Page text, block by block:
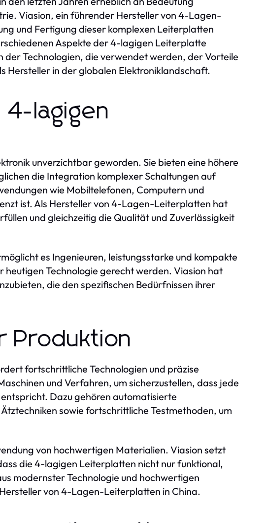
Viasion, ein führender Hersteller von 4-Lagen-
und Fertigung dieser komplexen Leiterplatten
Aspekte der 4-lagigen Leiterplatte
der Technologien, die verwendet werden, der Vorteile
Hersteller in der globalen Elektroniklandschaft.
4-lagigen
unverzichtbar geworden. Sie bieten eine höhere
die Integration komplexer Schaltungen auf
wie Mobiltelefonen, Computern und
ist. Als Hersteller von 4-Lagen-Leiterplatten hat
und gleichzeitig die Qualität und Zuverlässigkeit
es Ingenieuren, leistungsstarke und kompakte
Technologie gerecht werden. Viasion hat
die den spezifischen Bedürfnissen ihrer
Produktion
fortschrittliche Technologien und präzise
und Verfahren, um sicherzustellen, dass jede
Dazu gehören automatisierte
sowie fortschrittliche Testmethoden, um
von hochwertigen Materialien. Viasion setzt
die 4-lagigen Leiterplatten nicht nur funktional,
modernster Technologie und hochwertigen
von 4-Lagen-Leiterplatten in China.